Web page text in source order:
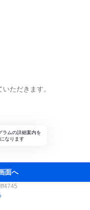
ただきます。
ラムの詳細案内を
なります
面へ